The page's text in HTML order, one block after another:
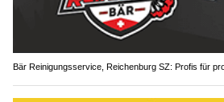
Bär Reinigungsservice, Reichenburg SZ: Profis für